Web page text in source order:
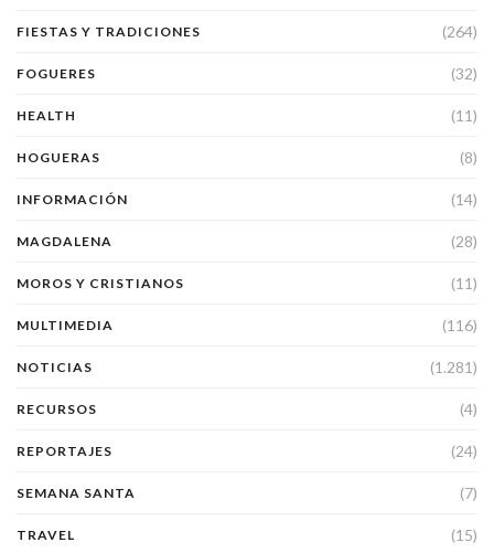
FIESTAS Y TRADICIONES (264)
FOGUERES (32)
HEALTH (11)
HOGUERAS (8)
INFORMACIÓN (14)
MAGDALENA (28)
MOROS Y CRISTIANOS (11)
MULTIMEDIA (116)
NOTICIAS (1.281)
RECURSOS (4)
REPORTAJES (24)
SEMANA SANTA (7)
TRAVEL (15)